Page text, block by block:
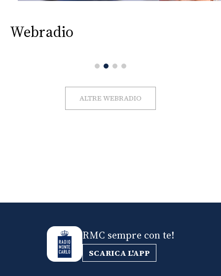
Webradio
ALTRE WEBRADIO
RMC sempre con te!
SCARICA L'APP